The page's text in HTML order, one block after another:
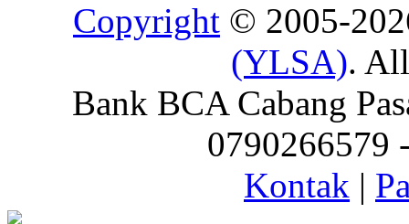
Copyright © 2005-
(YLSA).
Bank BCA Cabang
0790266579
Kontak |